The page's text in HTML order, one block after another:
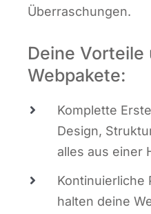
Überraschungen.
Deine Vorteile
Webpakete:
Kom­plet­te
Design,
alles aus einer
Kon­ti­nu­ier­li­che
hal­ten dei­ne